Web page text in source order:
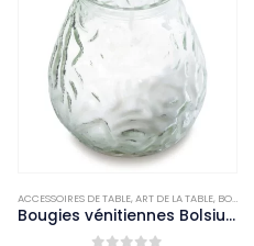
,NON-PALETTISABLE
ACCESSOIRES DE TABLE,ART DE LA TABLE, BOUGIES ET PHOTOPHORES
Bougies vénitiennes Bolsius Low Boy transparentes (Lot de 12)